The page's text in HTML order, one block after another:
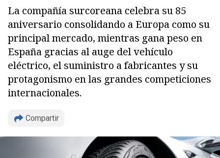
La compañía surcoreana celebra su 85
aniversario consolidando a Europa como su
principal mercado, mientras gana peso en
España gracias al auge del vehículo
eléctrico, el suministro a fabricantes y su
protagonismo en las grandes competiciones
internacionales.
Compartir